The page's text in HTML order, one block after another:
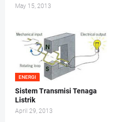
May 15, 2013
ENERGI
Sistem Transmisi Tenaga
Listrik
April 29, 2013